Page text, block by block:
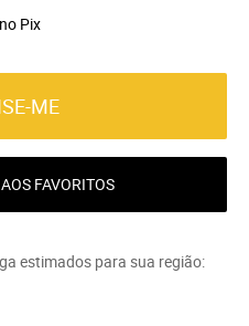
no Pix
ME
FAVORITOS
estimados para sua região: